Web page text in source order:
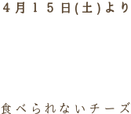
月１５日(土)よ
べられないチー